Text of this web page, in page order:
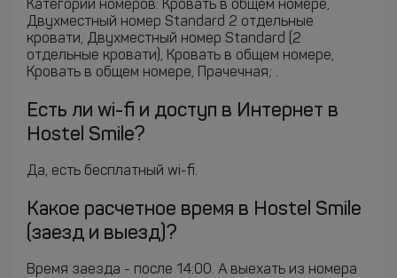
Категории номеров: Кровать в общем номере,
Двухместный номер Standard 2 отдельные
кровати, Двухместный номер Standard (2
отдельные кровати), Кровать в общем номере,
Кровать в общем номере, Прачечная; .
Есть ли wi-fi и доступ в Интернет в
Hostel Smile?
Да, есть бесплатный wi-fi.
Какое расчетное время в Hostel Smile
(заезд и выезд)?
Время заезда - после 14:00. А выехать из номера